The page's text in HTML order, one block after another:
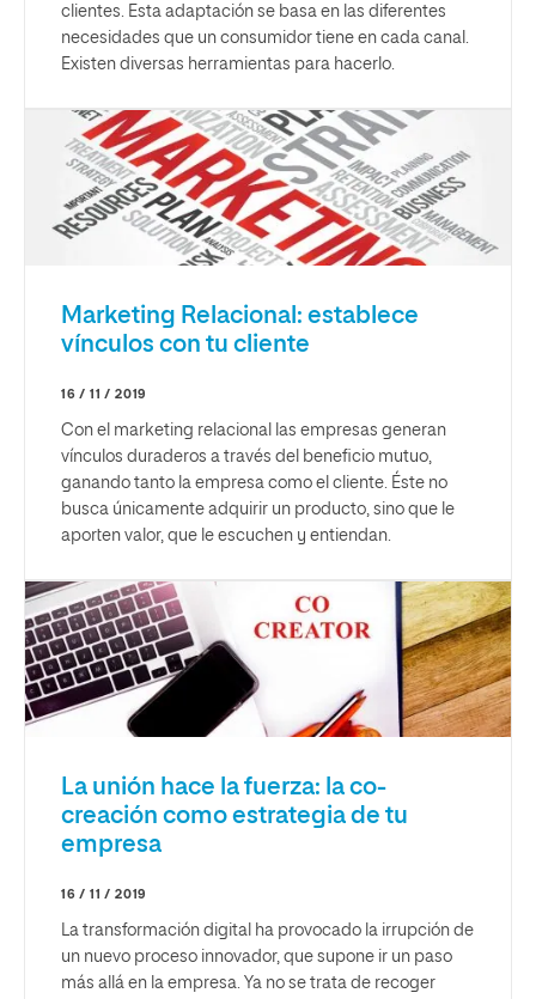
clientes. Esta adaptación se basa en las diferentes
necesidades que un consumidor tiene en cada canal.
Existen diversas herramientas para hacerlo.
Marketing Relacional: establece
vínculos con tu cliente
16 / 11 / 2019
Con el marketing relacional las empresas generan
vínculos duraderos a través del beneficio mutuo,
ganando tanto la empresa como el cliente. Éste no
busca únicamente adquirir un producto, sino que le
aporten valor, que le escuchen y entiendan.
La unión hace la fuerza: la co-
creación como estrategia de tu
empresa
16 / 11 / 2019
La transformación digital ha provocado la irrupción de
un nuevo proceso innovador, que supone ir un paso
más allá en la empresa. Ya no se trata de recoger